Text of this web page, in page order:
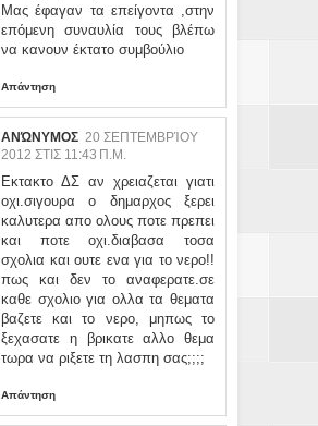
Μας έφαγαν τα επείγοντα ,στην
επόμενη συναυλία τους βλέπω
να κανουν έκτατο συμβούλιο
Απάντηση
ΑΝΏΝΥΜΟΣ 20 ΣΕΠΤΕΜΒΡΊΟΥ
2012 ΣΤΙΣ 11:43 Π.Μ.
Εκτακτο ΔΣ αν χρειαζεται γιατι
οχι.σιγουρα ο δημαρχος ξερει
καλυτερα απο ολους ποτε πρεπει
και ποτε οχι.διαβασα τοσα
σχολια και ουτε ενα για το νερο!!
πως και δεν το αναφερατε.σε
καθε σχολιο για ολλα τα θεματα
βαζετε και το νερο, μηπως το
ξεχασατε η βρικατε αλλο θεμα
τωρα να ριξετε τη λασπη σας;;;;
Απάντηση